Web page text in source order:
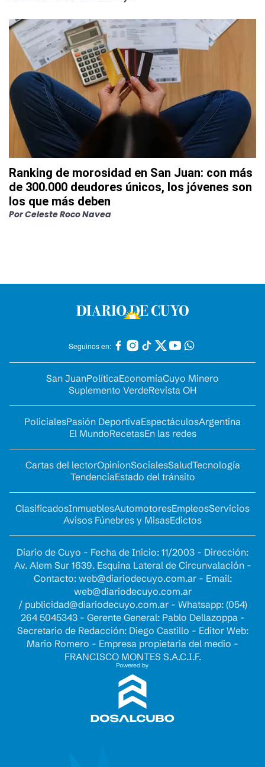
Ranking de morosidad en San Juan: con más
de 300.000 deudores únicos, los jóvenes son
los que más deben
PorCeleste Roco Navea
Seguinos en:
San JuanPolíticaEconomíaCuyo Minero
Suplemento VerdeRevista OH
PolicialesPasión DeportivaEspectáculosArgentina
El MundoRecetasEn las redes
Cartas del lectorOpinionSocialesSaludTecnología
TendenciaEstado del tránsito
ClasificadosInmueblesAutomotoresEmpleosServicios
Avisos Fúnebres y MisasEdictos
Diario de Cuyo - Fecha de Inicio: 11/2003 - Dirección:
Av. Alem Sur 1639. Esquina Lateral de Circunvalación -
Contacto: web@diariodecuyo.com.ar- Email:
web@diariodecuyo.com.ar
/ publicidad@diariodecuyo.com.ar- Whatsapp: (054)
264 5045343 - Gerente General: Pablo Dellazoppa -
Secretario de Redacción: Diego Castillo - Editor Web:
Mario Romero - Empresa propietaria del medio -
FRANCISCO MONTES S.A.C.I.F.